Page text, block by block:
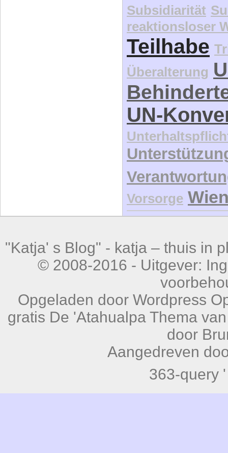
Subsidiarität
reaktionsloser
Teilhabe
Überalterung
UN-
Vorsorge
"Katja' s Blog" - katja – thuis in
© 2008-2016 - Uitgever:
Opgeladen door Wordpress
gratis De 'Atahualpa Thema
door
Aangedreven
363-query